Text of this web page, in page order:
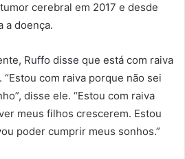
cerebral em 2017 e desde
a doença.
Ruffo disse que está com raiva
com raiva porque não sei
disse ele. “Estou com raiva
meus filhos crescerem. Estou
poder cumprir meus sonhos.”